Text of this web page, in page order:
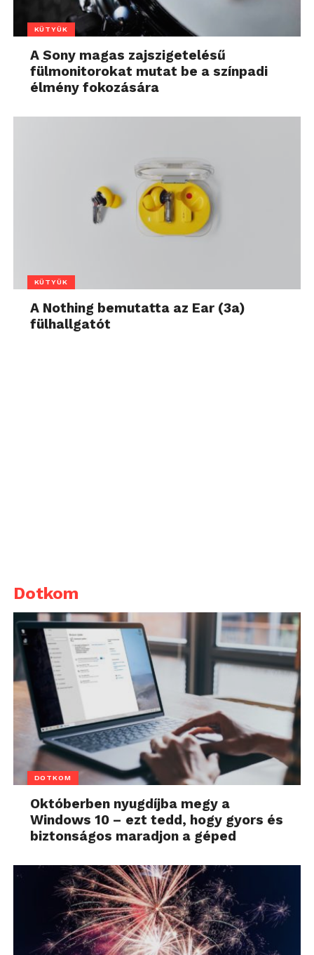
KÜTYÜK
A Sony magas zajszigetelésű
fülmonitorokat mutat be a színpadi
élmény fokozására
KÜTYÜK
A Nothing bemutatta az Ear (3a)
fülhallgatót
Dotkom
DOTKOM
Októberben nyugdíjba megy a
Windows 10 – ezt tedd, hogy gyors és
biztonságos maradjon a géped